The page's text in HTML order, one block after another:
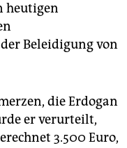
heutigen
Beleidigung von
die Erdogan
er verurteilt,
3.500 Euro,